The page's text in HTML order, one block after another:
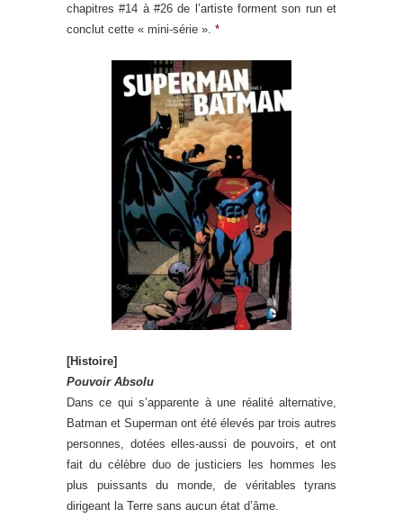
chapitres #14 à #26 de l’artiste forment son run et
conclut cette « mini-série ». *
[Histoire]
Pouvoir Absolu
Dans ce qui s’apparente à une réalité alternative,
Batman et Superman ont été élevés par trois autres
personnes, dotées elles-aussi de pouvoirs, et ont
fait du célèbre duo de justiciers les hommes les
plus puissants du monde, de véritables tyrans
dirigeant la Terre sans aucun état d’âme.